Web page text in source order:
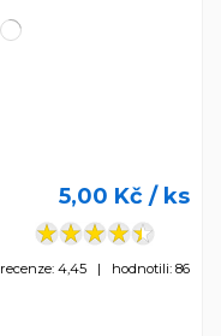
5,00 Kč/ ks
recenze: 4,45 | hodnotili: 86